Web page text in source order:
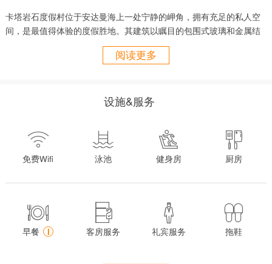
卡塔岩石度假村位于安达曼海上一处宁静的岬角，拥有充足的私人空
间，是最值得体验的度假胜地。其建筑以瞩目的包围式玻璃和金属结
"经典前卫海洋风格"，并配备了国际知名品牌设备，缔
摩登却不失优雅，精致却不落俗套，卡塔
欢乐时光。不管您是家庭度假还是朋友欢聚，宽敞的别墅绝对可以让
一个7米边际游泳池。别墅的一大特点是主卧室面朝大海，其阳台上配
有户外按摩浴缸，您可以边放松边观赏普吉岛壮观日落。
位于普吉岛卡塔海滩区域（Kata Beach）
距离普吉镇（Phuket Town） 约30分钟车程
阅读更多
设施&服务

免费Wifi

泳池

健身房

厨房

早餐 i

客房服务

礼宾服务

拖鞋